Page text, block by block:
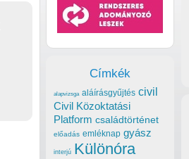
Címkék
alapvizsga aláírásgyűjtés civil
Civil Közoktatási
Platform családtörténet
előadás emléknap gyász
interjú Különóra